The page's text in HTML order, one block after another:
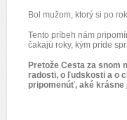
Bol mužom, ktorý si po
Tento príbeh nám
čakajú roky, kým príde
Pretože Cesta za snom
radosti, o ľudskosti a o
pripomenúť, aké krásne